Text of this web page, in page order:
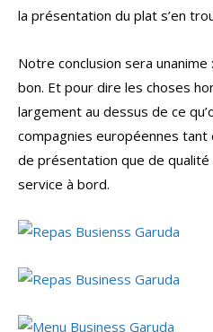
la présentation du plat s’en
Notre conclusion sera
bon. Et pour dire les choses
largement au dessus de ce
compagnies européennes
de présentation que de qualité
service à bord.